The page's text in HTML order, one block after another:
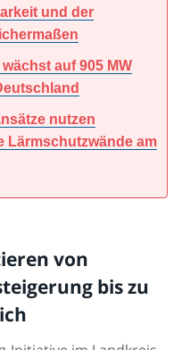
und der
auf 905 MW
nutzen
Lärmschutzwände am
von
bis zu